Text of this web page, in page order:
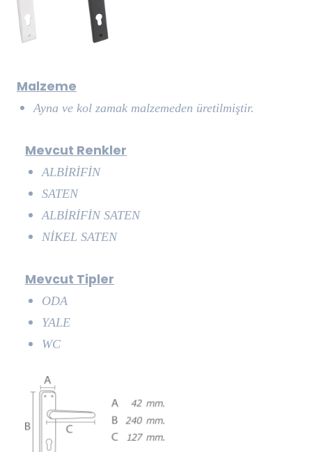
Malzeme
Ayna ve kol zamak malzemeden üretilmiştir.
Mevcut Renkler
ALBİRİFİN
SATEN
ALBİRİFİN SATEN
NİKEL SATEN
Mevcut Tipler
ODA
YALE
WC